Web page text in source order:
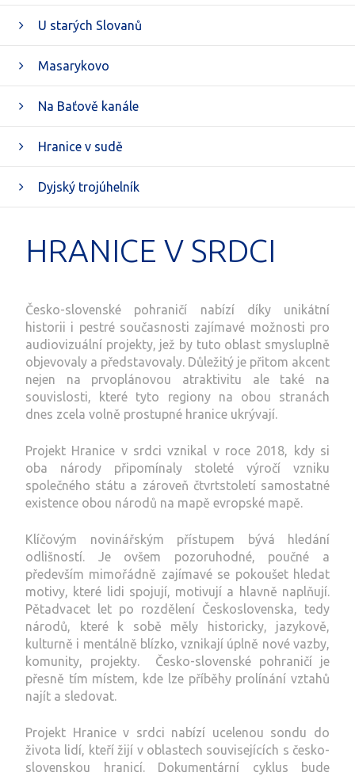
U starých Slovanů
Masarykovo
Na Baťově kanále
Hranice v sudě
Dyjský trojúhelník
HRANICE V SRDCI
Česko-slovenské pohraničí nabízí díky unikátní
historii i pestré současnosti zajímavé možnosti pro
audiovizuální projekty, jež by tuto oblast smysluplně
objevovaly a představovaly. Důležitý je přitom akcent
nejen na prvoplánovou atraktivitu ale také na
souvislosti, které tyto regiony na obou stranách
dnes zcela volně prostupné hranice ukrývají.
Projekt Hranice v srdci vznikal v roce 2018, kdy si
oba národy připomínaly stoleté výročí vzniku
společného státu a zároveň čtvrtstoletí samostatné
existence obou národů na mapě evropské mapě.
Klíčovým novinářským přístupem bývá hledání
odlišností. Je ovšem pozoruhodné, poučné a
především mimořádně zajímavé se pokoušet hledat
motivy, které lidi spojují, motivují a hlavně naplňují.
Pětadvacet let po rozdělení Československa, tedy
národů, které k sobě měly historicky, jazykově,
kulturně i mentálně blízko, vznikají úplně nové vazby,
komunity, projekty. Česko-slovenské pohraničí je
přesně tím místem, kde lze příběhy prolínání vztahů
najít a sledovat.
Projekt Hranice v srdci nabízí ucelenou sondu do
života lidí, kteří žijí v oblastech souvisejících s česko-
slovenskou hranicí. Dokumentární cyklus bude